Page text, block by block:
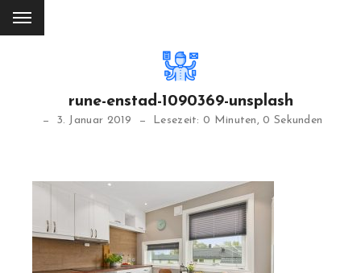
rune-enstad-1090369-unsplash
3. Januar 2019 Lesezeit: 0 Minuten, 0 Sekunden